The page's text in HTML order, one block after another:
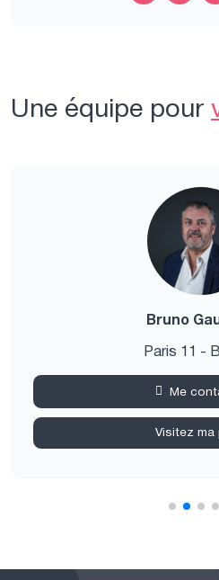
Une équipe pour
Bruno
Paris 11 -
Me
Visitez ma